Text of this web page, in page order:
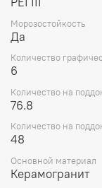
Морозостойкость
Да
Количество
6
Количество на
76.8
Количество на
48
Основной материал
Керамогранит